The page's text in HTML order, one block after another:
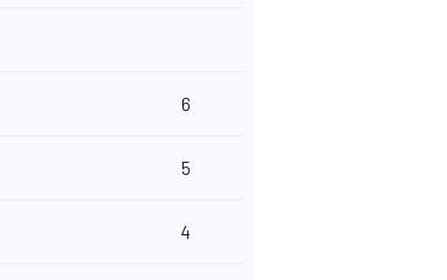
6
5
4